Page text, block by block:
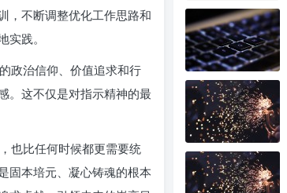
，不断调整优化工作思路和
践。
政治信仰、价值追求和行
。这不仅是对指示精神的最
也比任何时候都更需要统
固本培元、凝心铸魂的根本